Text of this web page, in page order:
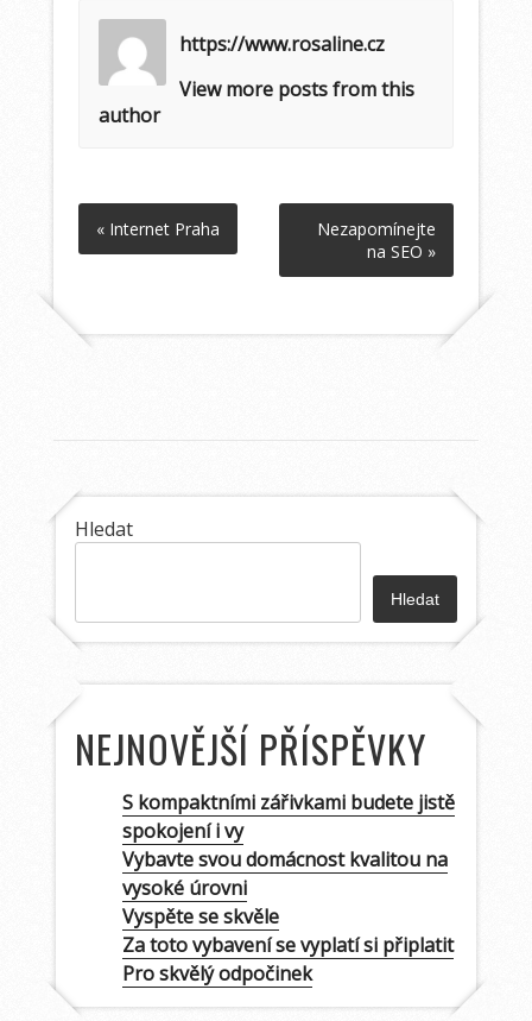
https://www.rosaline.cz
View more posts from this
author
« Internet Praha
Nezapomínejte
na SEO »
Hledat
Hledat
NEJNOVĚJŠÍ PŘÍSPĚVKY
S kompaktními zářivkami budete jistě
spokojení i vy
Vybavte svou domácnost kvalitou na
vysoké úrovni
Vyspěte se skvěle
Za toto vybavení se vyplatí si připlatit
Pro skvělý odpočinek